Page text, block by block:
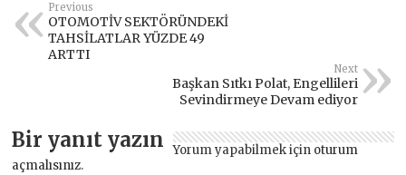
Previous
OTOMOTİV SEKTÖRÜNDEKİ
TAHSİLATLAR YÜZDE 49
ARTTI
Next
Başkan Sıtkı Polat, Engellileri
Sevindirmeye Devam ediyor
Bir yanıt yazın Yorum yapabilmek için oturum
açmalısınız.